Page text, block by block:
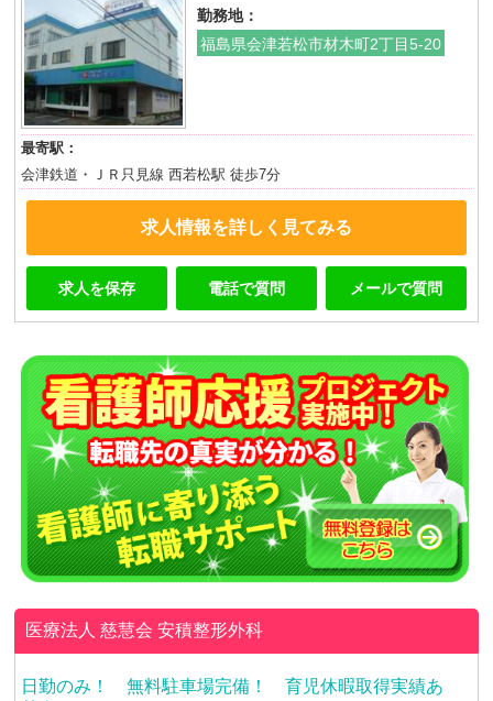
勤務地：
福島県会津若松市材木町2丁目5-20
最寄駅：
会津鉄道・ＪＲ只見線 西若松駅 徒歩7分
求人情報を詳しく見てみる
求人を保存 電話で質問 メールで質問
医療法人 慈慧会安積整形外科
日勤のみ！ 無料駐車場完備！ 育児休暇取得実績あ